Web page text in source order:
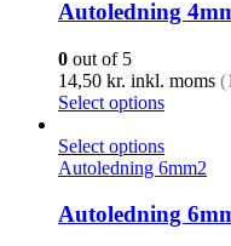
Autoledning
0 out of 5
14,50 kr. inkl. moms (
Select options
Select options
Autoledning 6mm2
Autoledning